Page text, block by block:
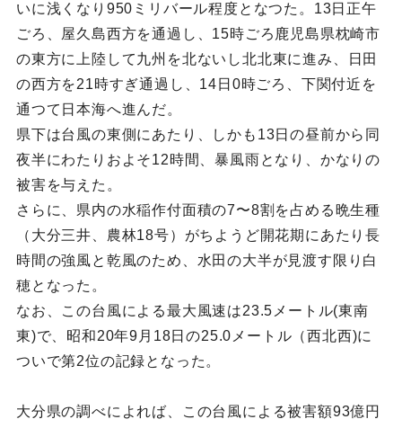
いに浅くなり950ミリバール程度となつた。13日正午
ごろ、屋久島西方を通過し、15時ごろ鹿児島県枕崎市
の東方に上陸して九州を北ないし北北東に進み、日田
の西方を21時すぎ通過し、14日0時ごろ、下関付近を
通つて日本海へ進んだ。
県下は台風の東側にあたり、しかも13日の昼前から同
夜半にわたりおよそ12時間、暴風雨となり、かなりの
被害を与えた。
さらに、県内の水稲作付面積の7〜8割を占める晩生種
（大分三井、農林18号）がちようど開花期にあたり長
時間の強風と乾風のため、水田の大半が見渡す限り白
穂となった。
なお、この台風による最大風速は23.5メートル(東南
東)で、昭和20年9月18日の25.0メートル（西北西)に
ついで第2位の記録となった。
大分県の調べによれば、この台風による被害額93億円